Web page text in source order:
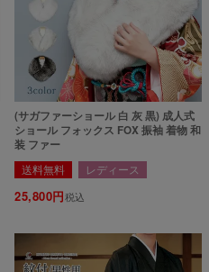
(サガファーショール 白 灰 黒) 成人式
ショール フォックス FOX 振袖 着物 和
装 ファー
送料無料 レディース
25,800 税込